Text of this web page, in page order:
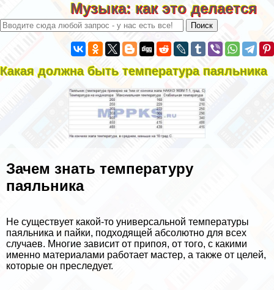
Музыка: как это делается
Какая должна быть температура паяльника
Зачем знать температуру
паяльника
Не существует какой-то универсальной температуры
паяльника и пайки, подходящей абсолютно для всех
случаев. Многие зависит от припоя, от того, с какими
именно материалами работает мастер, а также от целей,
которые он преследует.